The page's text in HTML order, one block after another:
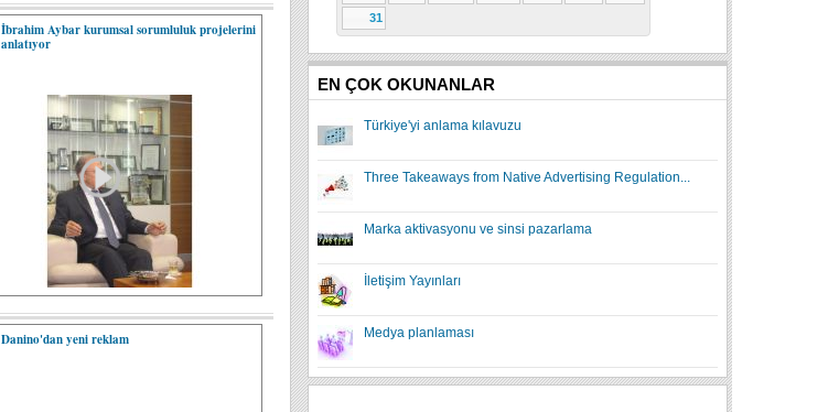
İbrahim Aybar kurumsal sorumluluk projelerini
anlatıyor
Danino'dan yeni reklam
31
EN ÇOK OKUNANLAR
Türkiye'yi anlama kılavuzu
Three Takeaways from Native Advertising Regulation...
Marka aktivasyonu ve sinsi pazarlama
İletişim Yayınları
Medya planlaması